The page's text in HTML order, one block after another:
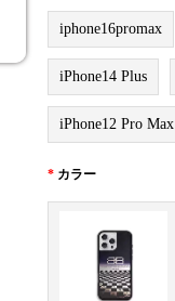
iphone16promax
iPhone14 Plus
iPhone12 Pro Max
* カラー